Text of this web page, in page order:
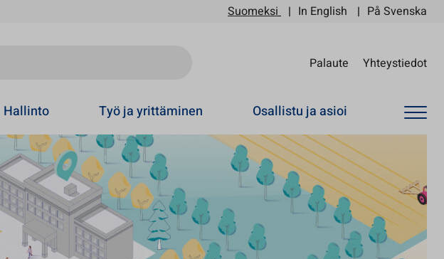
Suomeksi In English På Svenska
Palaute Yhteystiedot
Hallinto Työ ja yrittäminen Osallistu ja asioi